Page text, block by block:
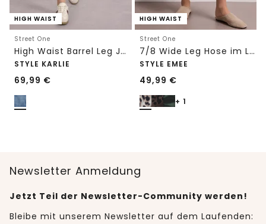
HIGH WAIST
Street One
High Waist Barrel Leg Jeans im Loose Fit
STYLE KARLIE
69,99 €
HIGH WAIST
Street One
7/8 Wide Leg Hose im Loose Fit mit Print
STYLE EMEE
49,99 €
+ 1
Newsletter Anmeldung
Jetzt Teil der Newsletter-Community werden!
Bleibe mit unserem Newsletter auf dem Laufenden: